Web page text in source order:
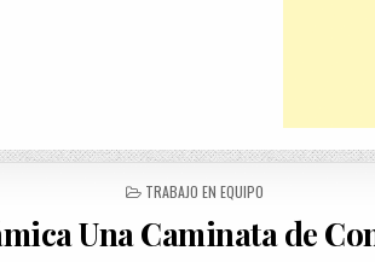
POSTED
TRABAJO EN EQUIPO
Una Caminata de